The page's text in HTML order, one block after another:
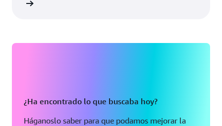
¿Ha encontrado lo que buscaba hoy?
Háganoslo saber para que podamos mejorar la